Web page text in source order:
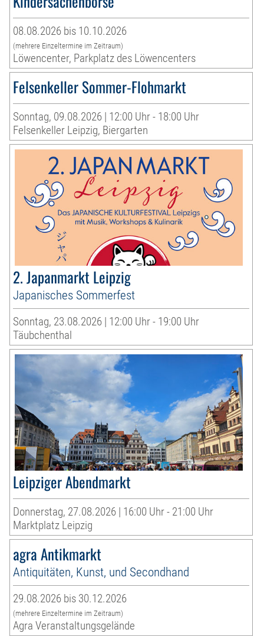
08.08.2026 bis 10.10.2026
(mehrere Einzeltermine im Zeitraum)
Löwencenter, Parkplatz des Löwencenters
Felsenkeller Sommer-Flohmarkt
Sonntag, 09.08.2026 | 12:00 Uhr - 18:00 Uhr
Felsenkeller Leipzig, Biergarten
2. Japanmarkt Leipzig
Japanisches Sommerfest
Sonntag, 23.08.2026 | 12:00 Uhr - 19:00 Uhr
Täubchenthal
Leipziger Abendmarkt
Donnerstag, 27.08.2026 | 16:00 Uhr - 21:00 Uhr
Marktplatz Leipzig
agra Antikmarkt
Antiquitäten, Kunst, und Secondhand
29.08.2026 bis 30.12.2026
(mehrere Einzeltermine im Zeitraum)
Agra Veranstaltungsgelände